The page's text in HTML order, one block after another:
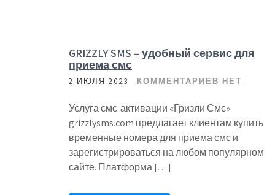
GRIZZLY SMS – удобный сервис для
приема смс
2 ИЮЛЯ 2023 КОММЕНТАРИЕВ НЕТ
Услуга смс-активации «Гризли Смс»
grizzlysms.com предлагает клиентам купить
временные номера для приема смс и
зарегистрироваться на любом популярном
сайте. Платформа […]